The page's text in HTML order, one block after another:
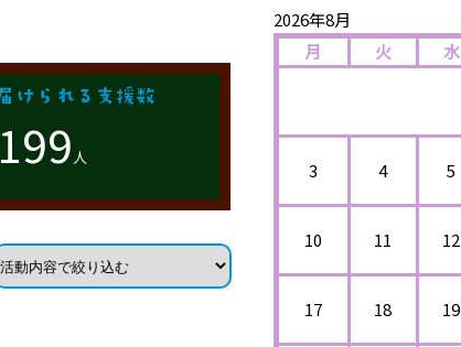
199人
2026年8月
月
火 水
3 4 5
10 11 12
17 18 19